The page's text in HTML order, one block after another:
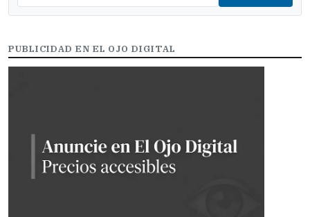
PUBLICIDAD EN EL OJO DIGITAL